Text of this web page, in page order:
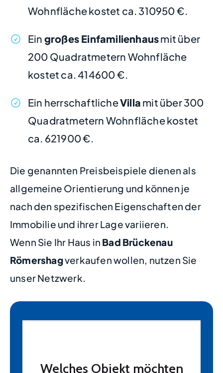
Wohnfläche kostet ca. 310950 €.
Ein großes Einfamilienhausmit über
200 Quadratmetern Wohnfläche
kostet ca. 414600 €.
Ein herrschaftlicheVilla mit über 300
Quadratmetern Wohnfläche kostet
ca. 621900 €.
Die genannten Preisbeispiele dienen als
allgemeine Orientierung und können je
nach den spezifischen Eigenschaften der
Immobilie und ihrer Lage variieren.
Wenn Sie Ihr Haus in Bad Brückenau
Römershagverkaufen wollen, nutzen Sie
unser Netzwerk.